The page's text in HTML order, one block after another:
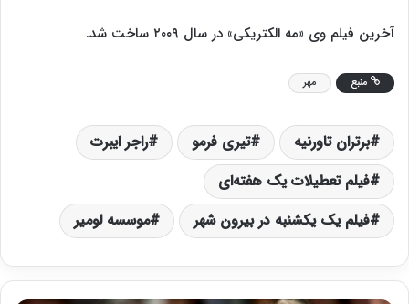
آخرین فیلم وی «مه الکتریکی» در سال ۲۰۰۹ ساخت شد.
منبع مهر
برتران تاورنیه تیری فرمو
راجر ایبرت
فیلم تعطیلات یک هفته‌ای
فیلم یک یکشنبه در بیرون شهر
موسسه لومیر